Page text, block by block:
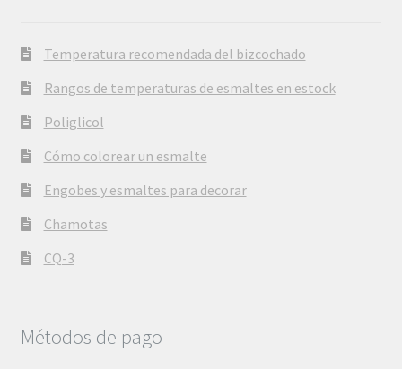
Temperatura recomendada del bizcochado
Rangos de temperaturas de esmaltes en estock
Poliglicol
Cómo colorear un esmalte
Engobes y esmaltes para decorar
Chamotas
CQ-3
Métodos de pago